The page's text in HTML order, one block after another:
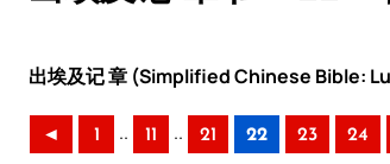
出埃及记 章 (Simplified Chinese Bible:
◄ 1 .. 11 .. 21 22 23 24